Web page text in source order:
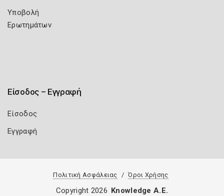
Υποβολή
Ερωτημάτων
Είσοδος – Εγγραφή
Είσοδος
Εγγραφή
Πολιτική Ασφάλειας Όροι Χρήσης
Copyright 2026 Knowledge A.E.